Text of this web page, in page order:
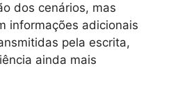
dos cenários, mas
informações adicionais
pela escrita,
ainda mais